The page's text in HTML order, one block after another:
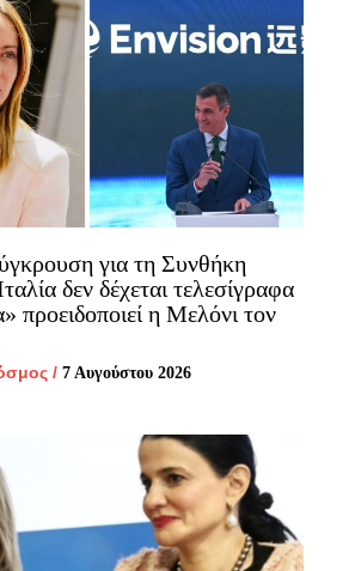
για τη Συνθήκη
δεν δέχεται τελεσίγραφα
προειδοποιεί η Μελόνι τον
/ 7 Αυγούστου 2026